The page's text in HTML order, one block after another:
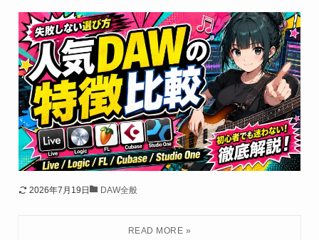
2026年7月19日 DAW全般